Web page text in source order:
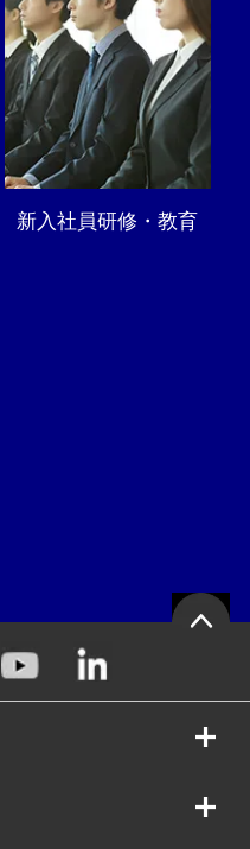
新入社員研修・教育